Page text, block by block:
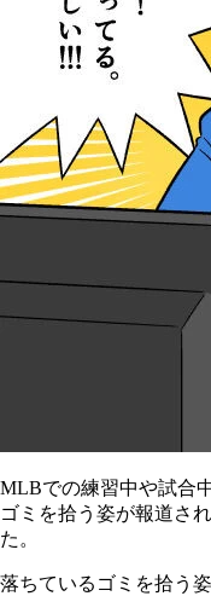
MLBでの練習中や試合
ゴミを拾う姿が報道さ
た。
落ちているゴミを拾う